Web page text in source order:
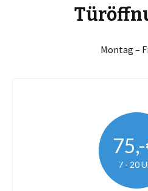
Montag –
7 - 20